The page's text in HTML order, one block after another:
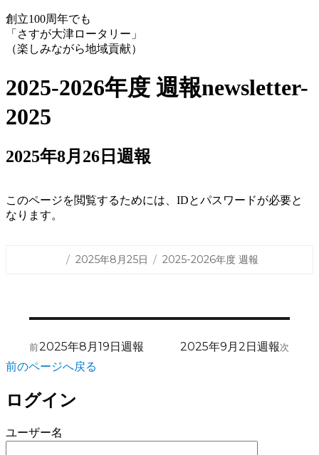
創立100周年でも
「さすが大津ロータリー」
（楽しみながら地域貢献）
2025-2026年度 週報newsletter-
2025
2025年8月26日週報
このページを閲覧するためには、IDとパスワードが必要と
なります。
投
2025年8月25日
カ
ー
2025-2026年度 週報
稿
ナ
ビ
ー
前前
稿:
2025年8月19日週報 次
2025年9月2日週報
前のページへ戻る
ログイン
ユーザー名